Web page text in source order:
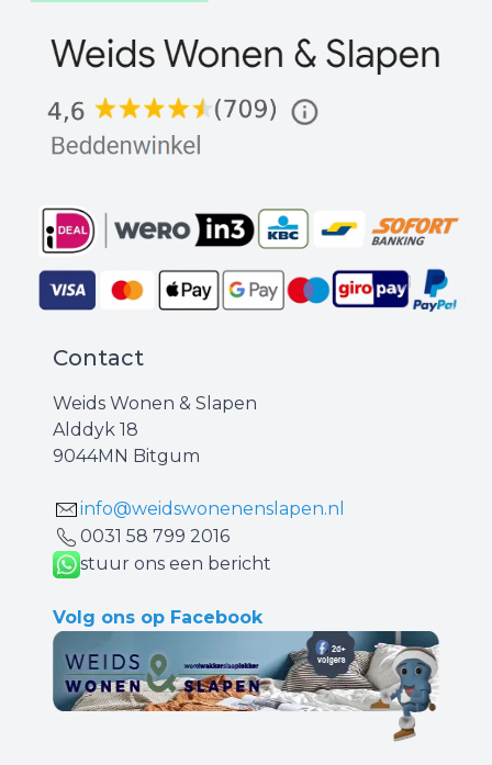
Contact
Weids Wonen & Slapen
Alddyk 18
9044MN Bitgum
info@weidswonenenslapen.nl
0031 ‪58 799 2016‬
stuur ons een bericht
Volg ons op Facebook